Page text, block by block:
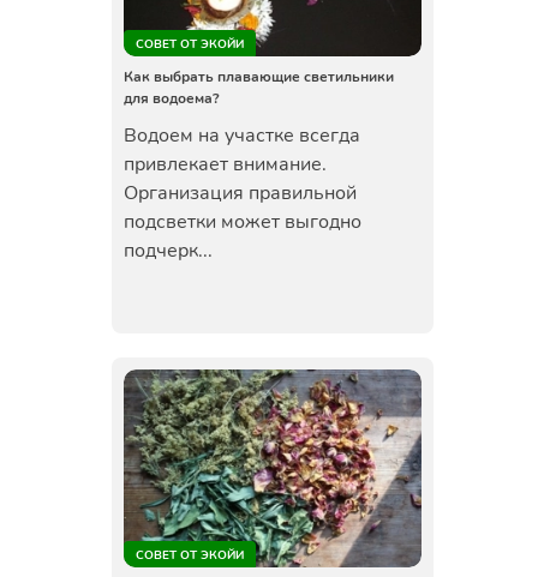
СОВЕТ ОТ ЭКОЙИ
Как выбрать плавающие светильники
для водоема?
Водоем на участке всегда
привлекает внимание.
Организация правильной
подсветки может выгодно
подчерк...
СОВЕТ ОТ ЭКОЙИ